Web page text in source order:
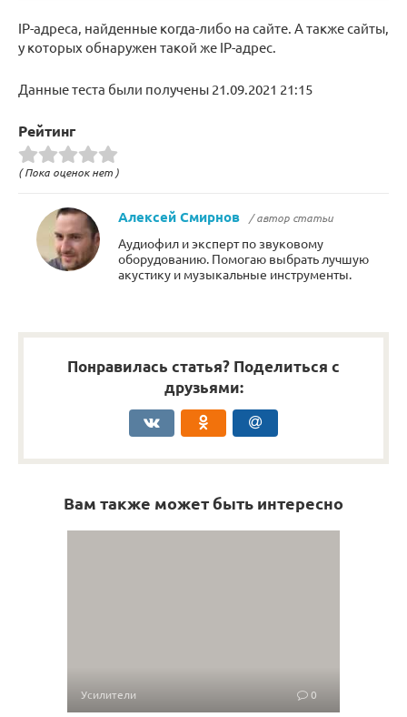
IP-адреса, найденные когда-либо на сайте. А также сайты,
у которых обнаружен такой же IP-адрес.
Данные теста были получены 21.09.2021 21:15
Рейтинг
( Пока оценок нет )
Алексей Смирнов / автор статьи
Аудиофил и эксперт по звуковому
оборудованию. Помогаю выбрать лучшую
акустику и музыкальные инструменты.
Понравилась статья? Поделиться с
друзьями:
Вам также может быть интересно
Усилители 0